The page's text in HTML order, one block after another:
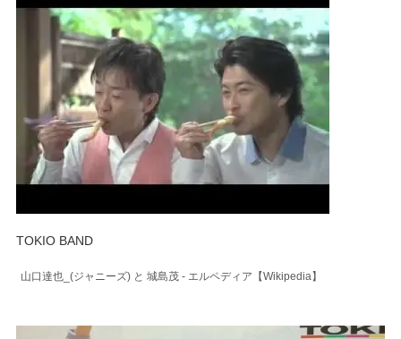
TOKIO BAND
山口達也_(ジャニーズ) と 城島茂 - エルペディア【Wikipedia】